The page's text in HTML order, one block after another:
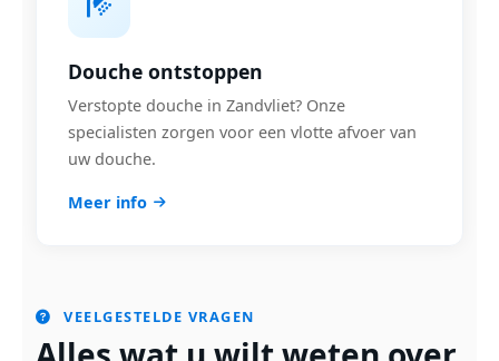
Douche ontstoppen
Verstopte douche in Zandvliet? Onze
specialisten zorgen voor een vlotte afvoer van
uw douche.
Meer info
VEELGESTELDE VRAGEN